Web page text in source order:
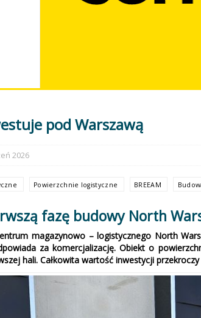
pod Warszawą
2026
Powierzchnie logistyczne BREEAM
fazę budowy North
magazynowo – logistycznego North
za komercjalizację. Obiekt o
hali. Całkowita wartość inwestycji